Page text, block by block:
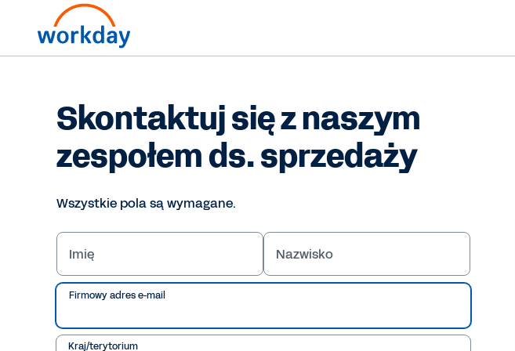
Skontaktuj się z naszym
zespołem ds. sprzedaży
Wszystkie pola są wymagane.
Imię Nazwisko
Firmowy adres e-mail
Kraj/terytorium